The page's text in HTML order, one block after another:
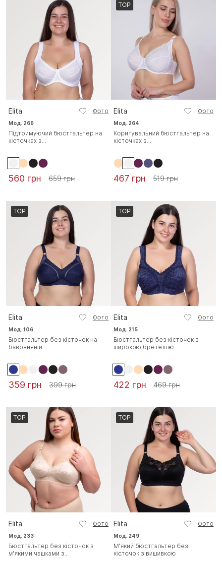
Elita Фото
Мод. 266
Підтримуючий бюстгальтер на
кісточках з...
560 грн 659 грн
TOP
Elita Фото
Мод. 264
Коригувальний бюстгальтер на
кісточках з...
467 грн 519 грн
TOP
Elita Фото
Мод. 106
Бюстгальтер без кісточок на
бавовняній...
359 грн 399 грн
TOP
Elita Фото
Мод. 215
Бюстгальтер без кісточок з
широкою бретеллю
422 грн 469 грн
TOP
Elita Фото
Мод. 233
Бюстгальтер без кісточок з
м'якими чашками з...
TOP
Elita Фото
Мод. 249
М'який бюстгальтер без
кісточок з вишивкою